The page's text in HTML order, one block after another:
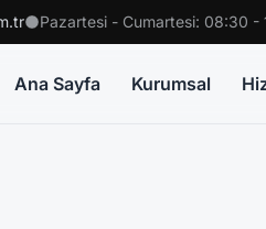
Pazartesi - Cumartesi: 08:30 -
Ana Sayfa Kurumsal